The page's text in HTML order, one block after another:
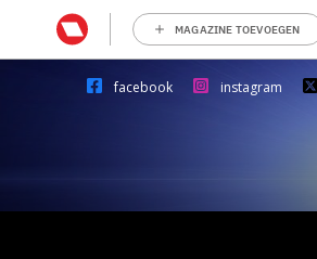
MAGAZINE TOEVOEGEN
facebook instagram